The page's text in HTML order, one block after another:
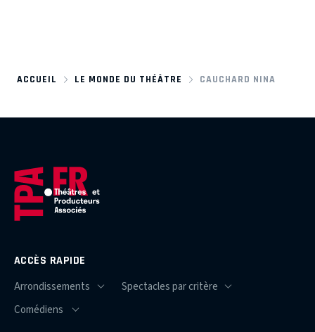
ACCUEIL LE MONDE DU THÉÂTRE CAUCHARD NINA
ACCÈS RAPIDE